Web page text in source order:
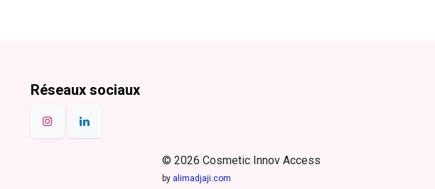
Réseaux sociaux
© 2026 Cosmetic Innov Access
by alimadjaji.com